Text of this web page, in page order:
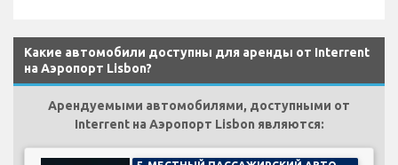
Какие автомобили доступны для аренды от Interrent
на Аэропорт Lisbon?
Арендуемыми автомобилями, доступными от
Interrent на Аэропорт Lisbon являются: